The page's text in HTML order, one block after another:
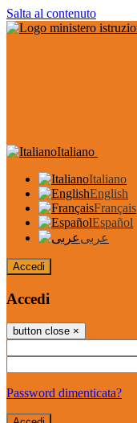
Salta al contenuto
Italiano
Italiano
English
Français
Español
عربى
Accedi
Accedi
button close ×
Password dimenticata?